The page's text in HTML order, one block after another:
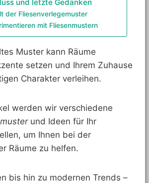
und letzte Gedanken
der Fliesenverlegemuster
mit Fliesenmustern
Muster kann Räume
setzen und Ihrem Zuhause
Charakter verleihen.
werden wir verschiedene
und Ideen für Ihr
um Ihnen bei der
Räume zu helfen.
bis hin zu modernen Trends –